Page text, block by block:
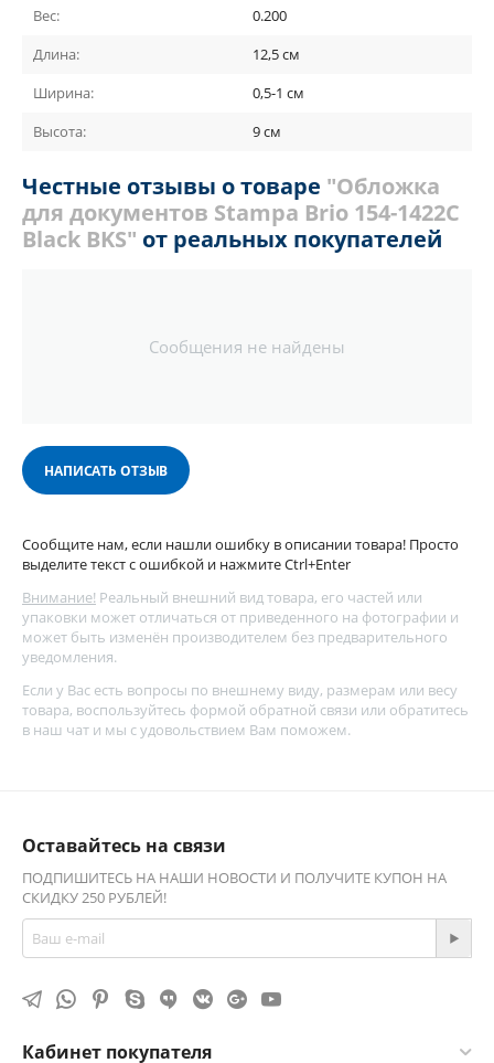
Вес:
0.200
Длина:
12,5 см
Ширина:
0,5-1 см
Высота:
9 см
Честные отзывы о товаре "Обложка
для документов Stampa Brio 154-1422C
Black BKS" от реальных покупателей
Сообщения не найдены
НАПИСАТЬ ОТЗЫВ
Сообщите нам, если нашли ошибку в описании товара! Просто
выделите текст с ошибкой и нажмите Ctrl+Enter
Внимание! Реальный внешний вид товара, его частей или
упаковки может отличаться от приведенного на фотографии и
может быть изменён производителем без предварительного
уведомления.
Если у Вас есть вопросы по внешнему виду, размерам или весу
товара, воспользуйтесь формой обратной связи или обратитесь
в наш чат и мы с удовольствием Вам поможем.
Оставайтесь на связи
ПОДПИШИТЕСЬ НА НАШИ НОВОСТИ И ПОЛУЧИТЕ КУПОН НА
СКИДКУ 250 РУБЛЕЙ!
Кабинет покупателя